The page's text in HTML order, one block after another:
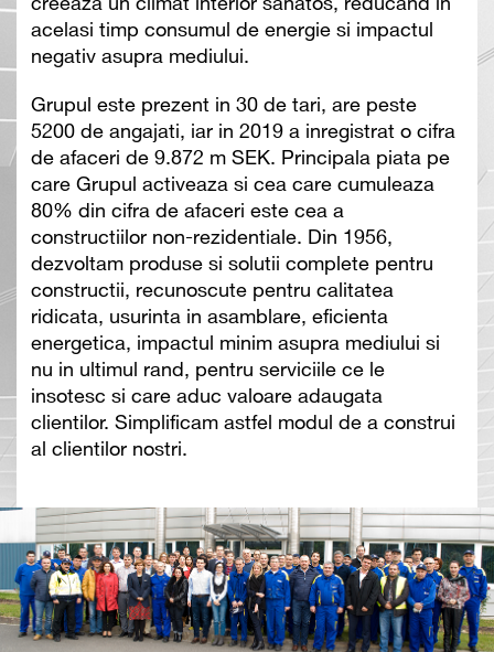
creeaza un climat interior sanatos, reducand in
acelasi timp consumul de energie si impactul
negativ asupra mediului.
Grupul este prezent in 30 de tari, are peste
5200 de angajati, iar in 2019 a inregistrat o cifra
de afaceri de 9.872 m SEK. Principala piata pe
care Grupul activeaza si cea care cumuleaza
80% din cifra de afaceri este cea a
constructiilor non-rezidentiale. Din 1956,
dezvoltam produse si solutii complete pentru
constructii, recunoscute pentru calitatea
ridicata, usurinta in asamblare, eficienta
energetica, impactul minim asupra mediului si
nu in ultimul rand, pentru serviciile ce le
insotesc si care aduc valoare adaugata
clientilor. Simplificam astfel modul de a construi
al clientilor nostri.